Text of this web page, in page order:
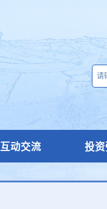
互动交流 投